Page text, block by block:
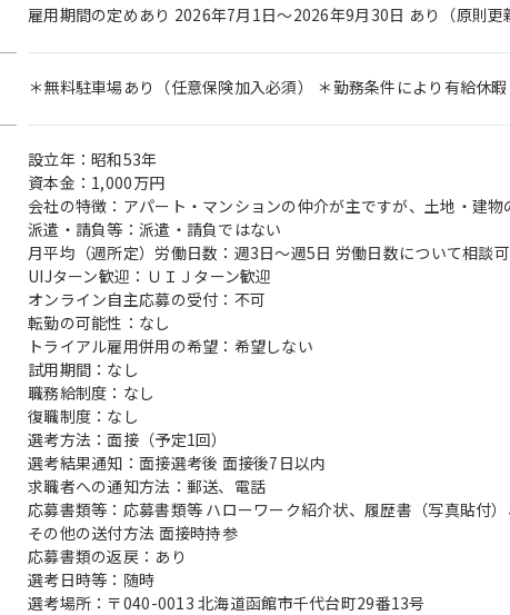
雇用期間の定めあり 2026年7月1日～2026年9月30日 あり（原則更
＊無料駐車場あり（任意保険加入必須） ＊勤務条件により有給休
設立年：昭和53年
資本金：1,000万円
会社の特徴：アパート・マンションの仲介が主ですが、土地・建
派遣・請負等：派遣・請負ではない
月平均（週所定）労働日数：週3日～週5日 労働日数について相談可
UIJターン歓迎：ＵＩＪターン歓迎
オンライン自主応募の受付：不可
転勤の可能性：なし
トライアル雇用併用の希望：希望しない
試用期間：なし
職務給制度：なし
復職制度：なし
選考方法：面接（予定1回）
選考結果通知：面接選考後 面接後7日以内
求職者への通知方法：郵送、電話
応募書類等：応募書類等 ハローワーク紹介状、履歴書（写真貼付
その他の送付方法 面接時持参
応募書類の返戻：あり
選考日時等：随時
選考場所：〒040-0013 北海道函館市千代台町29番13号